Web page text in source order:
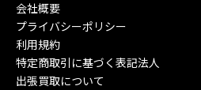
会社概要
プライバシーポリシー
利用規約
特定商取引に基づく表記法人
出張買取について